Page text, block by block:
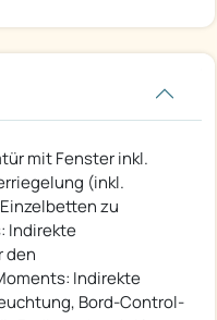
mit Fenster inkl.
(inkl.
zu
Indirekte
den
Indirekte
Bord-Control-